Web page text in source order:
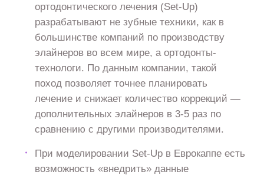
ортодонтического лечения (Set-Up)
разрабатывают не зубные техники, как в
большинстве компаний по производству
элайнеров во всем мире, а ортодонты-
технологи. По данным компании, такой
поход позволяет точнее планировать
лечение и снижает количество коррекций —
дополнительных элайнеров в 3-5 раз по
сравнению с другими производителями.
При моделировании Set-Up в Еврокаппе есть
возможность «внедрить» данные